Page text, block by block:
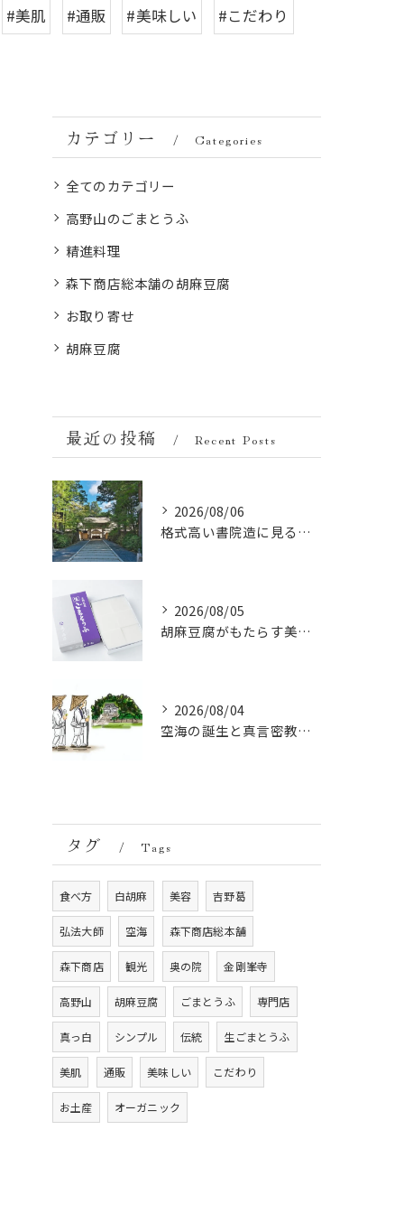
#美肌 #通販 #美味しい
#こだわり
カテゴリー Categories
全てのカテゴリー
高野山のごまとうふ
精進料理
森下商店総本舗の胡麻豆腐
お取り寄せ
胡麻豆腐
最近の投稿 Recent Posts
2026/08/06
格式高い書院造に見る金剛峯寺の中世から近世への変遷
2026/08/05
胡麻豆腐がもたらす美肌の秘密：ビタミンEと抗酸化成分の力
2026/08/04
空海の誕生と真言密教の始まり：お遍路伝説の起点
タグ Tags
食べ方 白胡麻 美容 吉野葛
弘法大師 空海 森下商店総本舗
森下商店 観光 奥の院 金剛峯寺
高野山 胡麻豆腐 ごまとうふ 専門店
真っ白 シンプル 伝統 生ごまとうふ
美肌 通販 美味しい こだわり
お土産 オーガニック